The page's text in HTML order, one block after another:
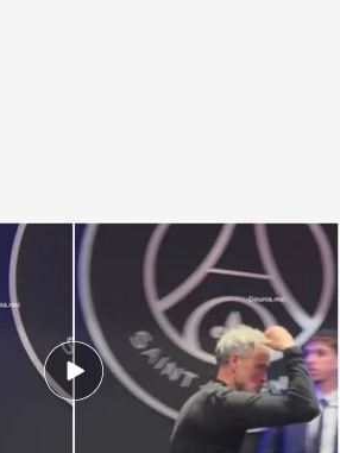
del PSG @Mesli_Dounia
enterarse del resultado tras